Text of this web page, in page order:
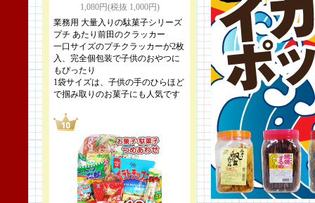
1,080円(税抜 1,000円)
業務用 大量入りの駄菓子シリーズ
プチ あたり前田のクラッカー
一口サイズのプチクラッカーが2枚
入、完全個包装で子供のおやつに
もぴったり
1袋サイズは、子供の手のひらほど
で掴み取りのお菓子にも人気です